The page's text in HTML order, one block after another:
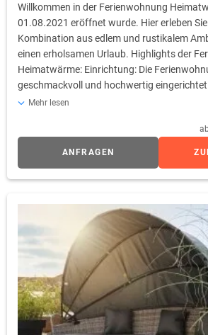
Willkommen in der Ferienwohnung
01.08.2021 eröffnet wurde. Hier erleben
Kombination aus edlem und rustikalem
einen erholsamen Urlaub. Highlights der
Heimatwärme: Einrichtung: Die
geschmackvoll und hochwertig
Holzmöbel und edle Dekorationen schaffen
wohlige Wärme, sondern auch für eine
Stimmung, ideal für entspannte Abende.
verleiht der Wohnung eine einzigartige
genießen Sie Ihren Aufenthalt in dieser
Ferienwohnung.
Mehr lesen
ANFRAGEN